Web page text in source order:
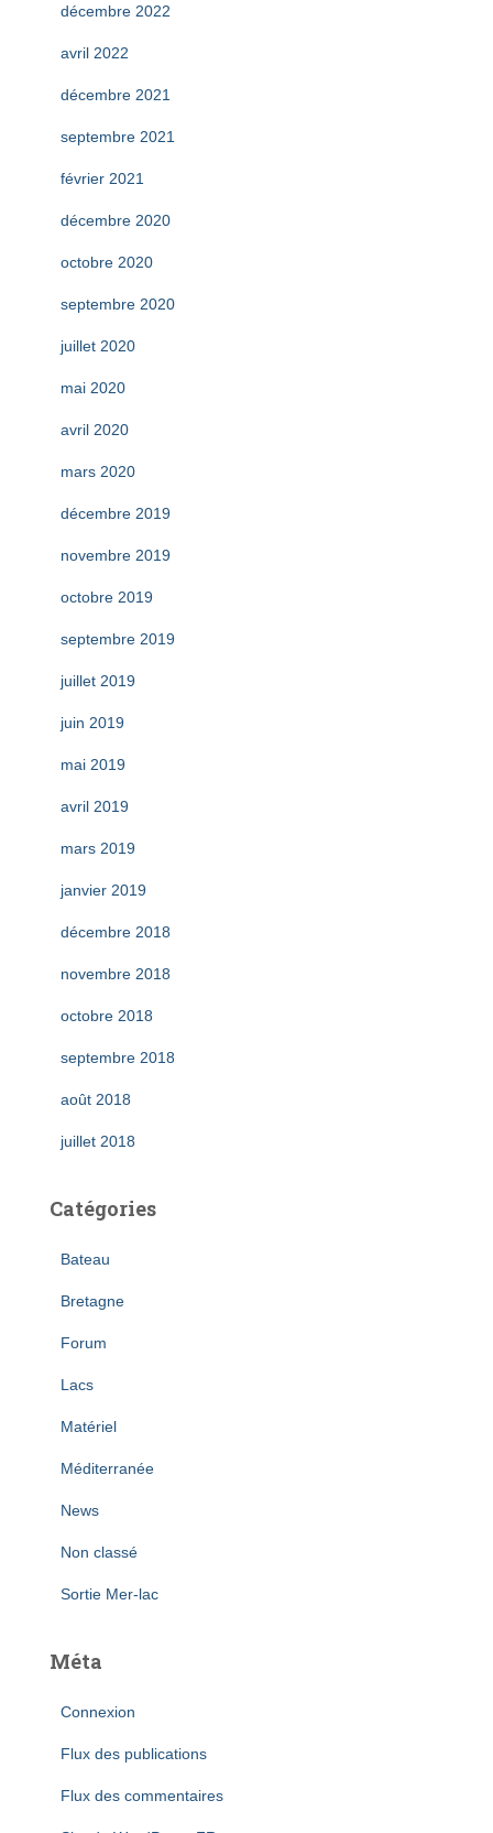
décembre 2022
avril 2022
décembre 2021
septembre 2021
février 2021
décembre 2020
octobre 2020
septembre 2020
juillet 2020
mai 2020
avril 2020
mars 2020
décembre 2019
novembre 2019
octobre 2019
septembre 2019
juillet 2019
juin 2019
mai 2019
avril 2019
mars 2019
janvier 2019
décembre 2018
novembre 2018
octobre 2018
septembre 2018
août 2018
juillet 2018
Catégories
Bateau
Bretagne
Forum
Lacs
Matériel
Méditerranée
News
Non classé
Sortie Mer-lac
Méta
Connexion
Flux des publications
Flux des commentaires